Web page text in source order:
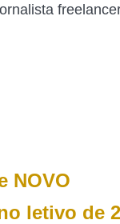
NOVO
letivo de